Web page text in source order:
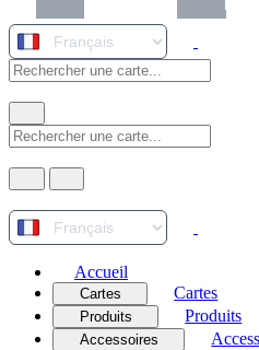
Accueil
Cartes Cartes
Produits Produits
Accessoires